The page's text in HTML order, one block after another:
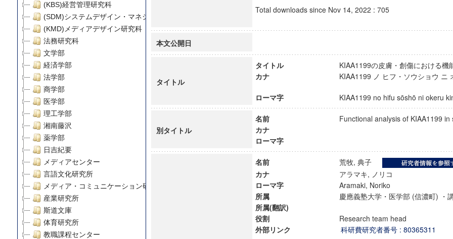
(KBS)経営管理研究科
(SDM)システムデザイン・マネジメント研究科
(KMD)メディアデザイン研究科
法務研究科
文学部
経済学部
法学部
商学部
医学部
理工学部
湘南藤沢
薬学部
日吉紀要
メディアセンター
言語文化研究所
メディア・コミュニケーション研究所
産業研究所
斯道文庫
体育研究所
教職課程センター
Total downloads since Nov 14, 2022 : 705
本文公開日
タイトル
タイトル
KIAA1199の皮膚・創傷における
カナ
KIAA1199 ノ ヒフ・ソウショウ ニ
ローマ字 KIAA1199 no hifu sōshō ni
別タイトル
名前
Functional analysis of KIAA1199
カナ
ローマ字
名前
荒牧, 典子
カナ
アラマキ, ノリコ
ローマ字
Aramaki, Noriko
所属
慶應義塾大学・医学部 (信濃町)
所属(翻訳)
役割
Research team head
外部リンク
科研費研究者番号 : 80365311